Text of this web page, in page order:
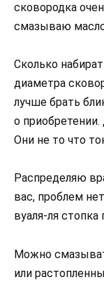
сковородка
смазываю
Сколько
диаметра
лучше брать
о
Они не то что
Распределяю
вас, проблем
вуаля-ля стопка
Можно
или